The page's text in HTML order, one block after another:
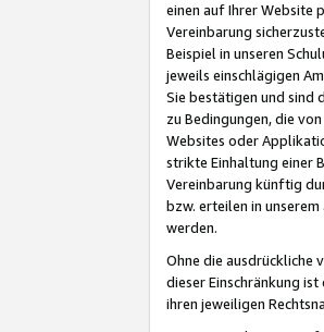
einen auf Ihrer Website
Vereinbarung
Beispiel in unseren
jeweils einschlägigen
Sie bestätigen und sind
zu Bedingungen, die
Websites oder
strikte Einhaltung einer
Vereinbarung künftig
bzw. erteilen in
werden.
Ohne die ausdrückliche
dieser Einschränkung
ihren jeweiligen